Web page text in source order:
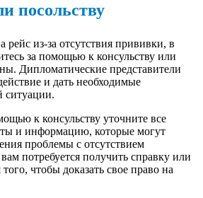
посольству
рейс из-за отсутствия прививки, в
за помощью к консульству или
Дипломатические представители
и дать необходимые
ситуации.
к консульству уточните все
и информацию, которые могут
проблемы с отсутствием
потребуется получить справку или
чтобы доказать свое право на